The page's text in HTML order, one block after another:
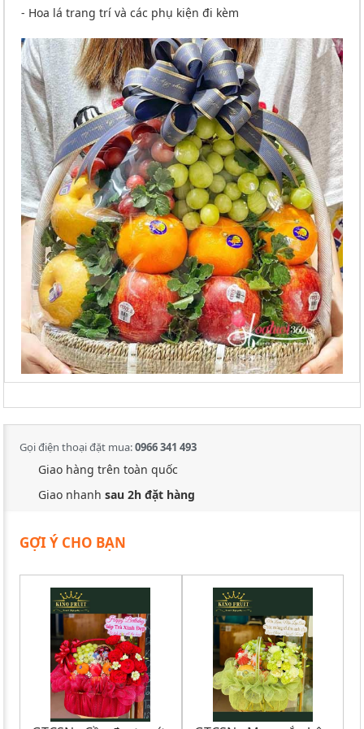
- Hoa lá trang trí và các phụ kiện đi kèm
Gọi điện thoại đặt mua:0966 341 493
Giao hàng trên toàn quốc
Giao nhanh sau 2h đặt hàng
GỢI Ý CHO BẠN